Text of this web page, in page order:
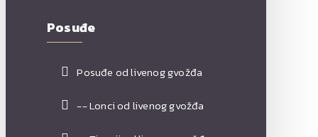
Posuđe
Posuđe od livenog gvožđa
-- Lonci od livenog gvožđa